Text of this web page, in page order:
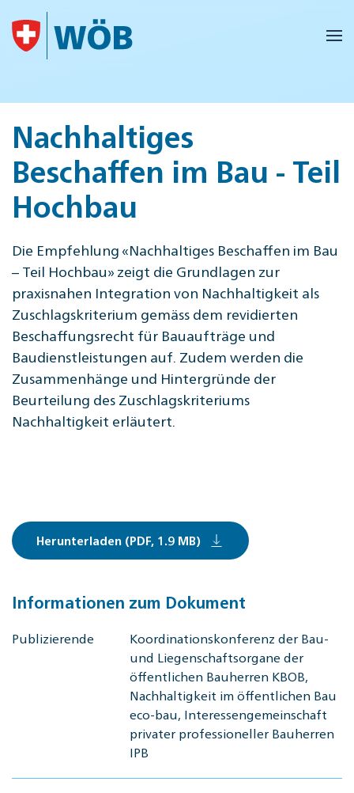
Skip to main content
Nachhaltiges
Beschaffen im Bau - Teil
Hochbau
Die Empfehlung «Nachhaltiges Beschaffen im Bau
– Teil Hochbau» zeigt die Grundlagen zur
praxisnahen Integration von Nachhaltigkeit als
Zuschlagskriterium gemäss dem revidierten
Beschaffungsrecht für Bauaufträge und
Baudienstleistungen auf. Zudem werden die
Zusammenhänge und Hintergründe der
Beurteilung des Zuschlagskriteriums
Nachhaltigkeit erläutert.
Herunterladen (PDF, 1.9 MB)
Informationen zum Dokument
Publizierende
Koordinationskonferenz der Bau-
und Liegenschaftsorgane der
öffentlichen Bauherren KBOB,
Nachhaltigkeit im öffentlichen Bau
eco-bau, Interessengemeinschaft
privater professioneller Bauherren
IPB